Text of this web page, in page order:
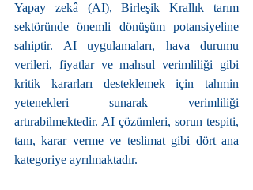
Yapay zekâ (AI), Birleşik Krallık tarım
sektöründe önemli dönüşüm potansiyeline
sahiptir. AI uygulamaları, hava durumu
verileri, fiyatlar ve mahsul verimliliği gibi
kritik kararları desteklemek için tahmin
yetenekleri sunarak verimliliği
artırabilmektedir. AI çözümleri, sorun tespiti,
tanı, karar verme ve teslimat gibi dört ana
kategoriye ayrılmaktadır.